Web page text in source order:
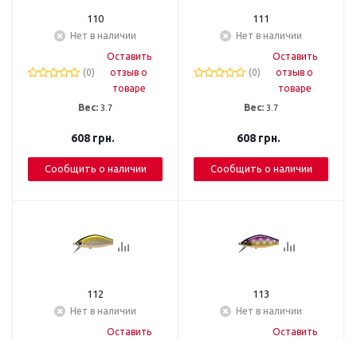
110
Нет в наличии
(0)
Оставить
отзыв о
товаре
Вес: 3.7
608грн.
Сообщить о наличии
111
Нет в наличии
(0)
Оставить
отзыв о
товаре
Вес: 3.7
608грн.
Сообщить о наличии
112
Нет в наличии
Оставить
113
Нет в наличии
Оставить